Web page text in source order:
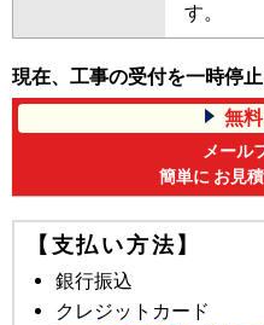
す。
現在、工事の受付を一時停止
無
メール
簡単に お見
【支払い方法】
銀行振込
クレジットカード